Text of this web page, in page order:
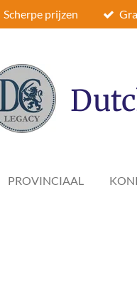
Scherpe prijzen
PROVINCIAAL